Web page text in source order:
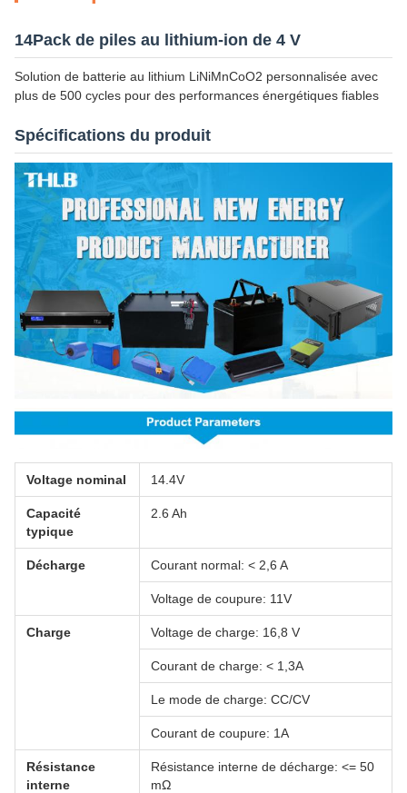
14Pack de piles au lithium-ion de 4 V
Solution de batterie au lithium LiNiMnCoO2 personnalisée avec
plus de 500 cycles pour des performances énergétiques fiables
Spécifications du produit
Voltage nominal 14.4V
Capacité
typique
2.6 Ah
Décharge Courant normal: < 2,6 A
Voltage de coupure: 11V
Charge Voltage de charge: 16,8 V
Courant de charge: < 1,3A
Le mode de charge: CC/CV
Courant de coupure: 1A
Résistance
interne
Résistance interne de décharge: <= 50
mΩ